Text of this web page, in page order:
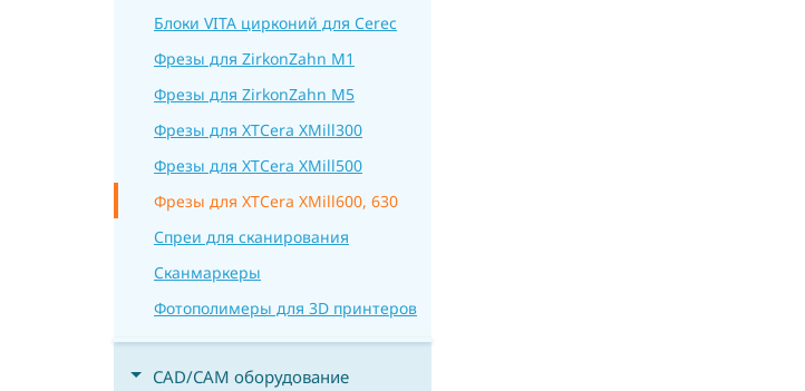
Блоки VITA цирконий для Cerec
Фрезы для ZirkonZahn M1
Фрезы для ZirkonZahn M5
Фрезы для XTCera XMill300
Фрезы для XTCera XMill500
Фрезы для XTCera XMill600, 630
Спреи для сканирования
Сканмаркеры
Фотополимеры для 3D принтеров
CAD/CAM оборудование